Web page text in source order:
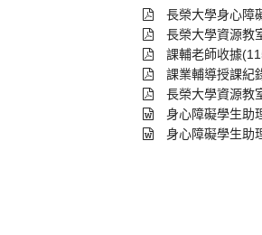
長榮大學身心障
長榮大學資源教
課輔老師收據
課業輔導授課紀
長榮大學資源教
身心障礙學生助
身心障礙學生助